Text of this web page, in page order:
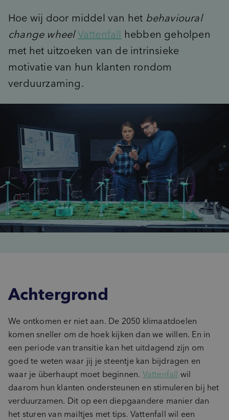
inventory_2 Product-ontwikkeling
pie_chart
sign_languageUsage & Attitude
Doelgroepinzichten
groups_2(Potentiële) doelgroepen
psychology_altBehoeften
unknown_documentFocussessie
step_overWhat’s Next workshop
cast_for_educationMasterclass
Hoe wij door middel van het behavioural
change wheel Vattenfall hebben geholpen
met het uitzoeken van de intrinsieke
motivatie van hun klanten rondom
verduurzaming.
Achtergrond
We ontkomen er niet aan. De 2050 klimaatdoelen
komen sneller om de hoek kijken dan we willen. En in
een periode van transitie kan het uitdagend zijn om
goed te weten waar jij je steentje kan bijdragen en
waar je überhaupt moet beginnen. Vattenfall wil
daarom hun klanten ondersteunen en stimuleren bij het
verduurzamen. Dit op een diepgaandere manier dan
het sturen van mailtjes met tips. Vattenfall wil een